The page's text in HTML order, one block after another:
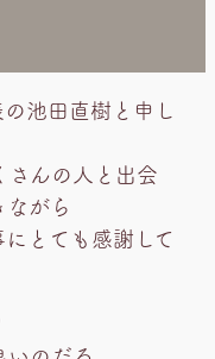
池田直樹と申し
さんの人と出会
がら
とても感謝して